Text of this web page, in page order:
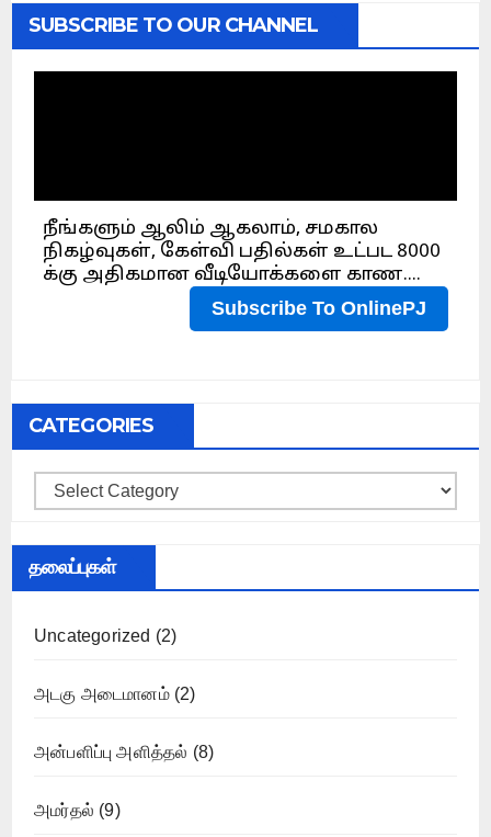
SUBSCRIBE TO OUR CHANNEL
CATEGORIES
Categories
தலைப்புகள்
Uncategorized (2)
அடகு அடைமானம்(2)
அன்பளிப்பு அளித்தல் (8)
அமர்தல் (9)